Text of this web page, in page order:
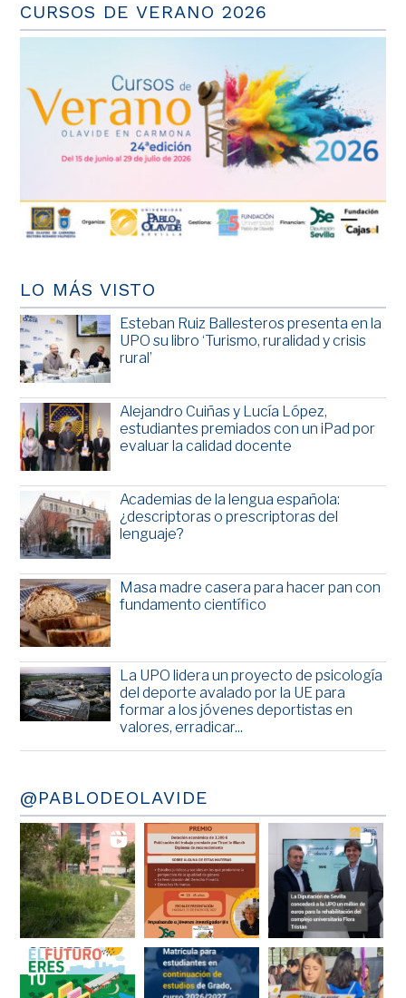
CURSOS DE VERANO 2026
LO MÁS VISTO
Esteban Ruiz Ballesteros presenta en la
UPO su libro ‘Turismo, ruralidad y crisis
rural’
Alejandro Cuiñas y Lucía López,
estudiantes premiados con un iPad por
evaluar la calidad docente
Academias de la lengua española:
¿descriptoras o prescriptoras del
lenguaje?
Masa madre casera para hacer pan con
fundamento científico
La UPO lidera un proyecto de psicología
del deporte avalado por la UE para
formar a los jóvenes deportistas en
valores, erradicar...
@PABLODEOLAVIDE